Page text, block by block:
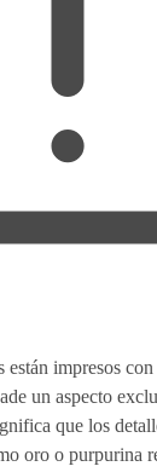
están impresos
un aspecto
que los
oro o purpurina